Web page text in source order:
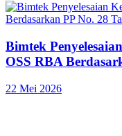
Bimtek
OSS RBA
22 Mei 2026